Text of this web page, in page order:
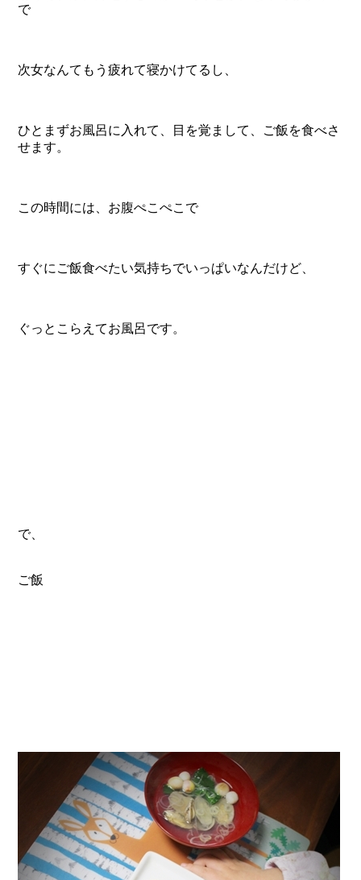
で
次女なんてもう疲れて寝かけてるし、
ひとまずお風呂に入れて、目を覚まして、ご飯を食べさ
せます。
この時間には、お腹ぺこぺこで
すぐにご飯食べたい気持ちでいっぱいなんだけど、
ぐっとこらえてお風呂です。
で、
ご飯